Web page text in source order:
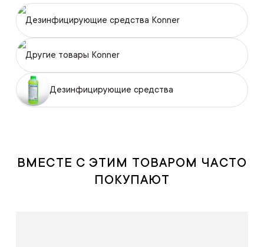
Дезинфицирующие средства Konner
Другие товары Konner
Дезинфицирующие средства
ВМЕСТЕ С ЭТИМ ТОВАРОМ ЧАСТО
ПОКУПАЮТ